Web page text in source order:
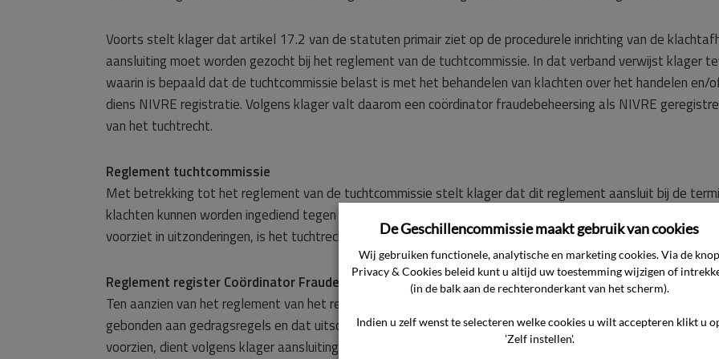
Voorts stelt klager dat artikel 17.2 van de statuten primair ziet op de procedurele inrichting van de
aansluiting moet worden gezocht bij het reglement van de tuchtcommissie. In dat verband verwijst klager
waarin is bepaald dat de tuchtcommissie belast is met het behandelen van klachten over het handelen en/
diens NIVRE registratie. Volgens klager valt daarom een coördinator fraudebeheersing als NIVRE
van het tuchtrecht.
Reglement tuchtcommissie
Met betrekking tot het reglement van de tuchtcommissie stelt klager dat dit reglement aansluit bij de
klachten kunnen worden ingediend tegen een NIVRE‑geregistreerde. Nu een coördinator
voorziet in uitzonderingen, is het tuchtrecht van toepassing.
Reglement register Coördinator Fraudebeheersing
Ten aanzien van het reglement van het register Coördinator Fraudebeheersing voert klager aan dat
gebonden aan gedragsregels en dat uitschrijving uit het register mogelijk is. Nu echter niet in een
voorzien, dient volgens klager aansluiting te worden gezocht bij een binnen hetzelfde institutionele kader
De Geschillencommissie maakt gebruik van cookies
Wij gebruiken functionele, analytische en marketing cookies. Via de knop
Privacy & Cookies beleid kunt u altijd uw toestemming wijzigen of
(in de balk aan de rechteronderkant van het scherm).
Indien u zelf wenst te selecteren welke cookies u wilt accepteren klikt u
'Zelf instellen'.